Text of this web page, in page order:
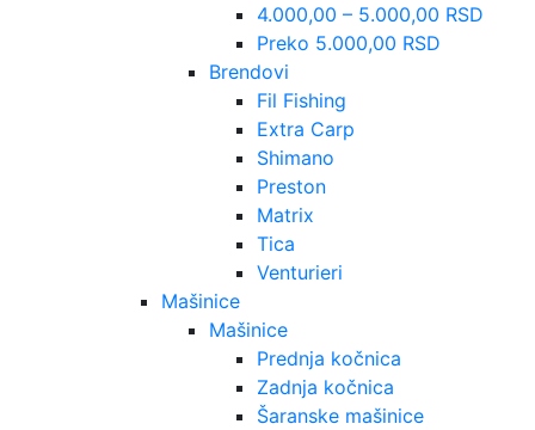
4.000,00 – 5.000,00 RSD
Preko 5.000,00 RSD
Brendovi
Fil Fishing
Extra Carp
Shimano
Preston
Matrix
Tica
Venturieri
Mašinice
Mašinice
Prednja kočnica
Zadnja kočnica
Šaranske mašinice